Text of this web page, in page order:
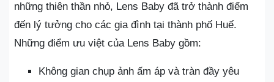
những thiên thần nhỏ, Lens Baby đã trở thành điểm
đến lý tưởng cho các gia đình tại thành phố Huế.
Những điểm ưu việt của Lens Baby gồm:
Không gian chụp ảnh ấm áp và tràn đầy yêu